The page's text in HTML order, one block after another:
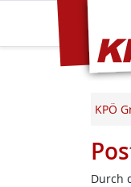
KPÖ
Durch